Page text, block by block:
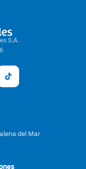
S.A.
del Mar